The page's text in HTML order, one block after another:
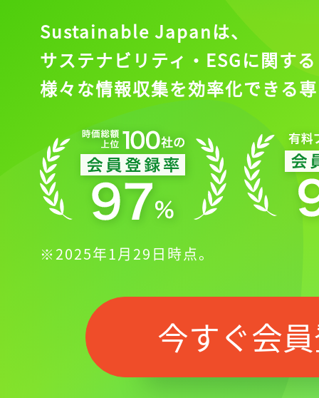
Sustainable Japanは、
サステナビリティ・ESGに関する
様々な情報収集を効率化できる
※2025年1月29日時点。
今すぐ会